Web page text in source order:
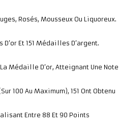
Rosés, Mousseux Ou Liquoreux.
Et 151 Médailles D’argent.
Médaille D’or, Atteignant Une Note
100 Au Maximum), 151 Ont Obtenu
Entre 88 Et 90 PointS